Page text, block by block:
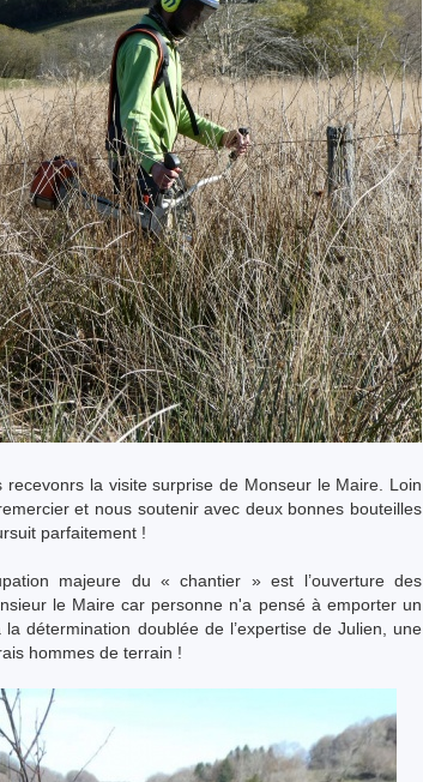
recevonrs la visite surprise de Monseur le Maire. Loin
et nous soutenir avec deux bonnes bouteilles
parfaitement !
majeure du « chantier » est l’ouverture des
le Maire car personne n'a pensé à emporter un
détermination doublée de l’expertise de Julien, une
hommes de terrain !